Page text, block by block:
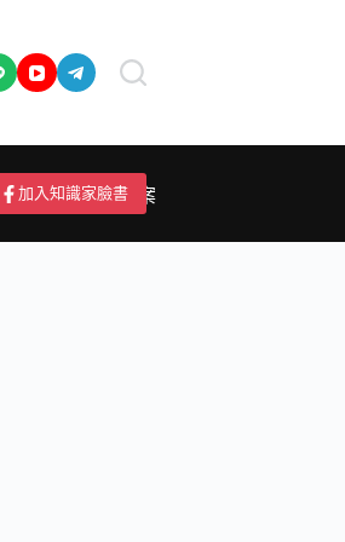
成為作者/投稿/提案
加入知識家臉書